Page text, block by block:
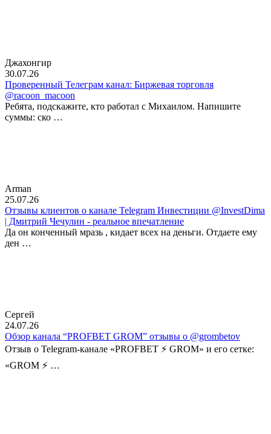
Джахонгир
30.07.26
Проверенный Телеграм канал: Биржевая торговля
@racoon_macoon
Ребята, подскажите, кто работал с Михаилом. Напишите
суммы: ско …
Arman
25.07.26
Отзывы клиентов о канале Telegram Инвестиции @InvestDima
| Дмитрий Чечулин - реальное впечатление
Да он конченный мразь , кидает всех на деньги. Отдаете ему
ден …
Сергей
24.07.26
Обзор канала “PROFBET GROM” отзывы о @grombetov
Отзыв о Telegram-канале «PROFBET ⚡️ GROM» и его сетке:
«GROM ⚡️ …